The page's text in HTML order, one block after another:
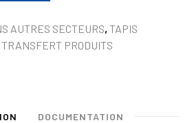
AUTRES SECTEURS, TAPIS
TRANSFERT PRODUITS
DOCUMENTATION